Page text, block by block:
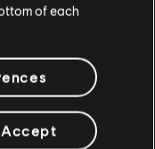
LA
of each
Accept